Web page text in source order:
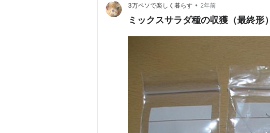
3万ペソで楽しく暮らす • 2年前
ミックスサラダ種の収獲（最終形）